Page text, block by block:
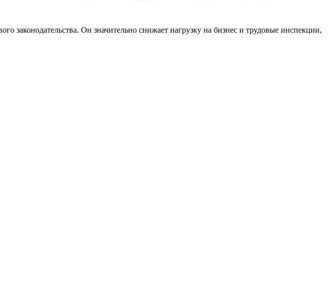
законодательства. Он значительно снижает нагрузку на бизнес и трудовые инспекции,